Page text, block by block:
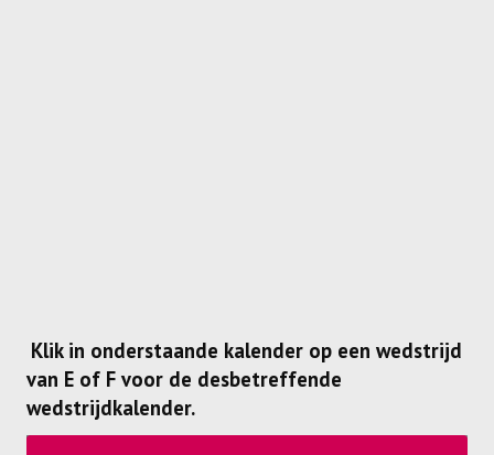
Klik in onderstaande kalender op een wedstrijd
van E of F voor de desbetreffende
wedstrijdkalender.